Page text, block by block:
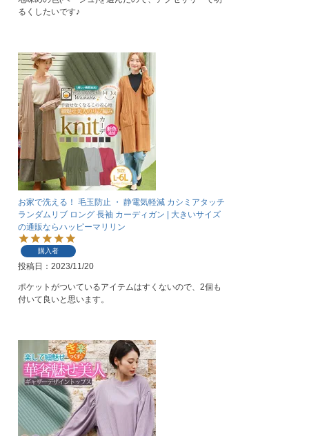
るくしたいです♪
お家で洗える！ 毛玉防止 ・ 静電気軽減 カシミアタッチ
ランダムリブ ロング 長袖 カーディガン | 大きいサイズ
の通販ならハッピーマリリン
購入者
投稿日 2023/11/20
ポケットがついているアイテムはすくないので、2個も
付いて良いと思います。